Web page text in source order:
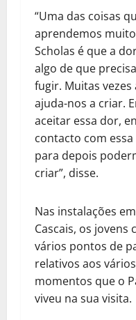
“Uma das coisas
aprendemos
Scholas é que a
algo de que
fugir. Muitas vezes
ajuda-nos a criar.
aceitar essa dor,
contacto com
para depois
criar”, disse.
Nas instalações em
Cascais, os jovens
vários pontos de
relativos aos vários
momentos que o
viveu na sua visita.